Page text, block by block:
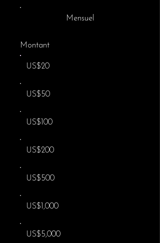
Mensuel
Montant
US$20
US$50
US$100
US$200
US$500
US$1,000
US$5,000